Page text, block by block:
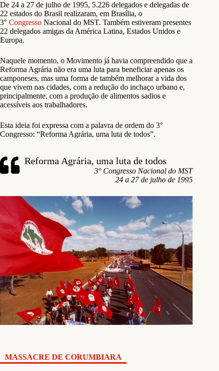
De 24 a 27 de julho de 1995, 5.226 delegados e delegadas de
22 estados do Brasil realizaram, em Brasília, o
3° Congresso Nacional do MST. Também estiveram presentes
22 delegados amigas da América Latina, Estados Unidos e
Europa.
Naquele momento, o Movimento já havia compreendido que a
Reforma Agrária não era uma luta para beneficiar apenas os
camponeses, mas uma forma de também melhorar a vida dos
que vivem nas cidades, com a redução do inchaço urbano e,
principalmente, com a produção de alimentos sadios e
acessíveis aos trabalhadores.
Esta ideia foi expressa com a palavra de ordem do 3°
Congresso: “Reforma Agrária, uma luta de todos”.
Reforma Agrária, uma luta de todos
3° Congresso Nacional do MST
24 a 27 de julho de 1995
MASSACRE DE CORUMBIARA